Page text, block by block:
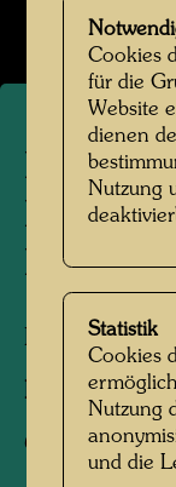
Hainburg,
Fotograf:
Copyright:
Cookies
für die
Website
dienen
Nutzung
Statistik
Cookies
Nutzung
und die